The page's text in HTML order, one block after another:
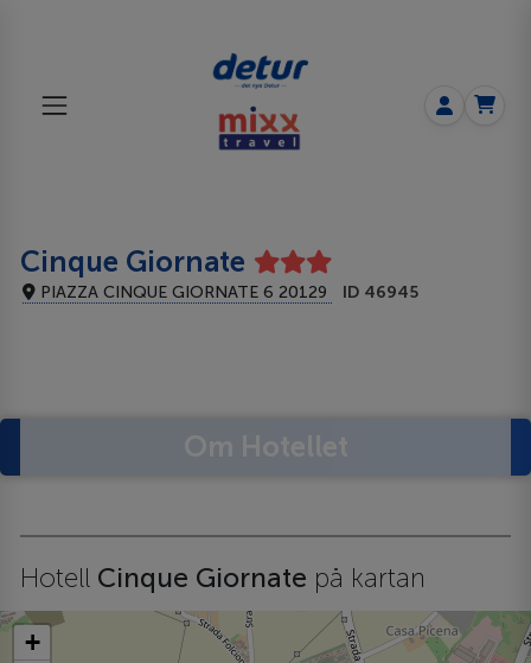
Cinque Giornate
PIAZZA CINQUE GIORNATE 6 20129 ID 46945
Hotell Cinque Giornate på kartan
+